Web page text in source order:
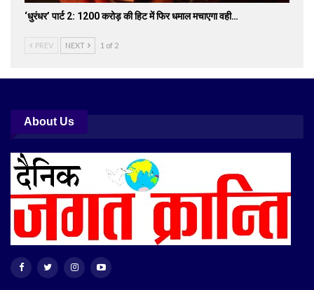
‘धुरंधर’ पार्ट 2: 1200 करोड़ की हिट में फिर धमाल मचाएगा वही…
PREV NEXT 1 of 2
About Us